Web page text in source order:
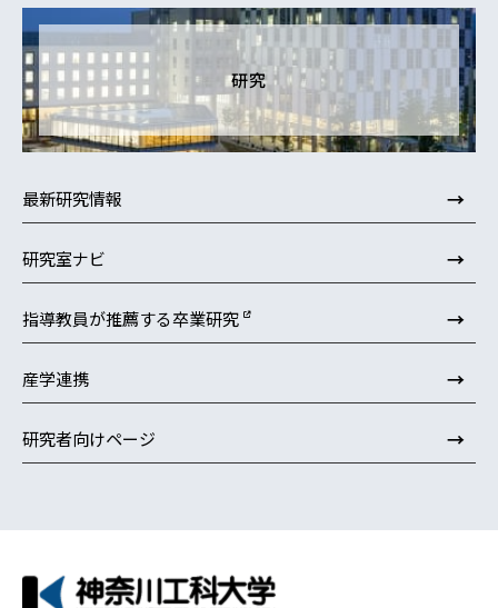
研究
最新研究情報 →
研究室ナビ →
指導教員が推薦する卒業研究 →
産学連携 →
研究者向けページ →